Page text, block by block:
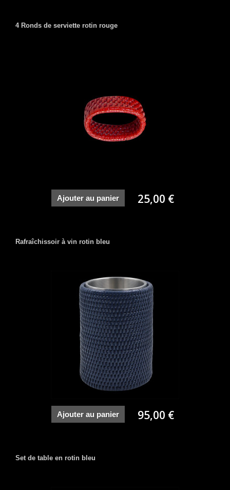
4 Ronds de serviette rotin rouge
Ajouter au panier 25,00 €
Rafraîchissoir à vin rotin bleu
Ajouter au panier 95,00 €
Set de table en rotin bleu